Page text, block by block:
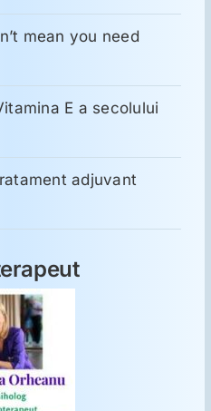
mean you need
E a secolului
adjuvant